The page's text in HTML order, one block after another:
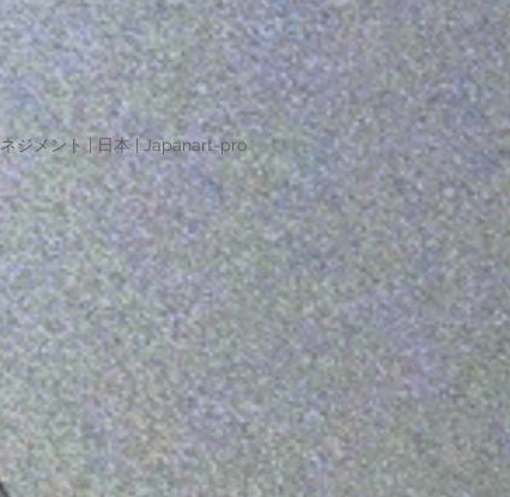
ジメント | 日本 | Japanart-pro